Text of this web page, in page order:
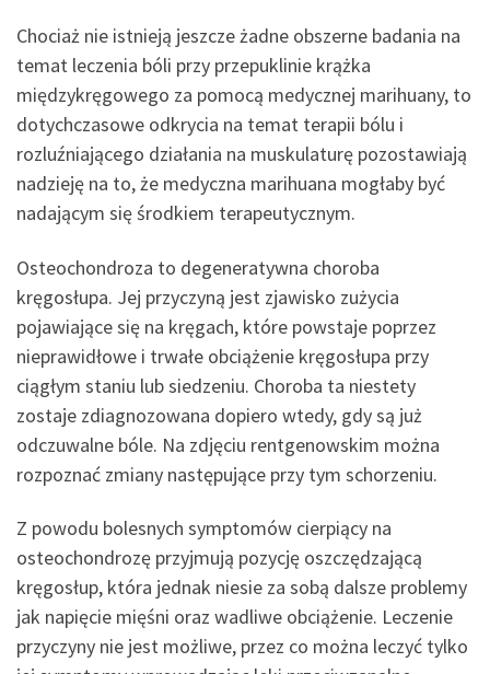
Chociaż nie istnieją jeszcze żadne obszerne badania na
temat leczenia bóli przy przepuklinie krążka
międzykręgowego za pomocą medycznej marihuany, to
dotychczasowe odkrycia na temat terapii bólu i
rozluźniającego działania na muskulaturę pozostawiają
nadzieję na to, że medyczna marihuana mogłaby być
nadającym się środkiem terapeutycznym.
Osteochondroza to degeneratywna choroba
kręgosłupa. Jej przyczyną jest zjawisko zużycia
pojawiające się na kręgach, które powstaje poprzez
nieprawidłowe i trwałe obciążenie kręgosłupa przy
ciągłym staniu lub siedzeniu. Choroba ta niestety
zostaje zdiagnozowana dopiero wtedy, gdy są już
odczuwalne bóle. Na zdjęciu rentgenowskim można
rozpoznać zmiany następujące przy tym schorzeniu.
Z powodu bolesnych symptomów cierpiący na
osteochondrozę przyjmują pozycję oszczędzającą
kręgosłup, która jednak niesie za sobą dalsze problemy
jak napięcie mięśni oraz wadliwe obciążenie. Leczenie
przyczyny nie jest możliwe, przez co można leczyć tylko